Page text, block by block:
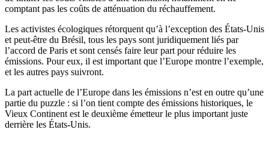
comptant pas les coûts de atténuation du réchauffement.
Les activistes écologiques rétorquent qu’à l’exception des États-Unis
et peut-être du Brésil, tous les pays sont juridiquement liés par
l’accord de Paris et sont censés faire leur part pour réduire les
émissions. Pour eux, il est important que l’Europe montre l’exemple,
et les autres pays suivront.
La part actuelle de l’Europe dans les émissions n’est en outre qu’une
partie du puzzle : si l’on tient compte des émissions historiques, le
Vieux Continent est le deuxième émetteur le plus important juste
derrière les États-Unis.